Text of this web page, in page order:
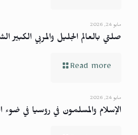
مايو 24, 2026
صلتي بالعالم الجليل والمربي الكبير
Read more
مايو 24, 2026
الإسلام والمسلمون في روسيا في ضوء